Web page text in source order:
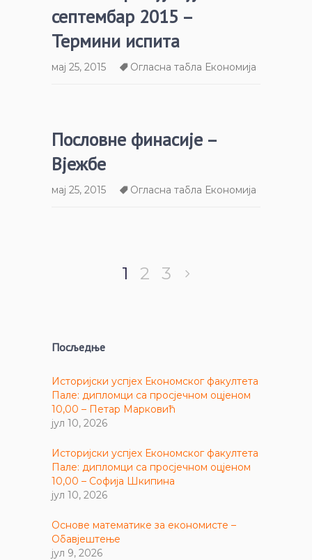
септембар 2015 –
Термини испита
мај 25, 2015 Огласна табла Економија
Пословне финасије –
Вјежбе
мај 25, 2015 Огласна табла Економија
1 2 3
Посљедње
Историјски успјех Економског факултета
Пале: дипломци са просјечном оцјеном
10,00 – Петар Марковић
јул 10, 2026
Историјски успјех Економског факултета
Пале: дипломци са просјечном оцјеном
10,00 – Софија Шкипина
јул 10, 2026
Основе математике за економисте –
Обавјештење
јул 9, 2026